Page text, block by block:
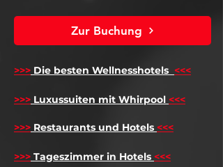
Zur Buchung
>>> Die besten Wellnesshotels <<<
>>> Luxussuiten mit Whirpool <<<
>>> Restaurants und Hotels <<<
>>> Tageszimmer in Hotels <<<